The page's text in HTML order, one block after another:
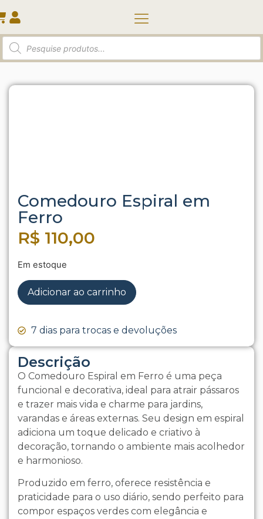
Início Taça | Pote | Diversos/ Comedouro Espiral
em Ferro
Descrição
O Comedouro Espiral em Ferro é uma peça
funcional e decorativa, ideal para atrair pássaros
e trazer mais vida e charme para jardins,
varandas e áreas externas. Seu design em espiral
adiciona um toque delicado e criativo à
decoração, tornando o ambiente mais acolhedor
e harmonioso.
Produzido em ferro, oferece resistência e
praticidade para o uso diário, sendo perfeito para
compor espaços verdes com elegância e
Comedouro Espiral em
Ferro
R$ 110,00
Em estoque
Adicionar ao carrinho
7 dias para trocas e devoluções